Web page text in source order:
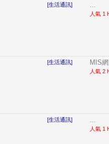
[生活通訊] ...
人氣 1
[生活通訊] MIS
人氣 2
[生活通訊] ...
人氣 1